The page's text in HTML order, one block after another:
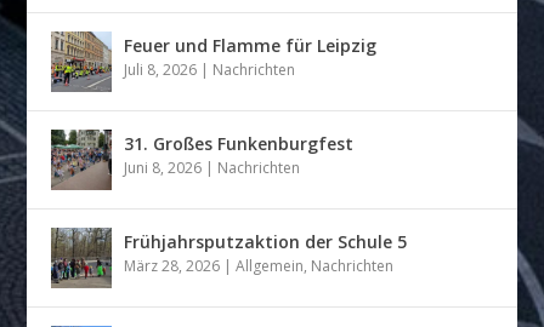
Feuer und Flamme für Leipzig
Juli 8, 2026 | Nachrichten
31. Großes Funkenburgfest
Juni 8, 2026 | Nachrichten
Frühjahrsputzaktion der Schule 5
März 28, 2026 |Allgemein, Nachrichten